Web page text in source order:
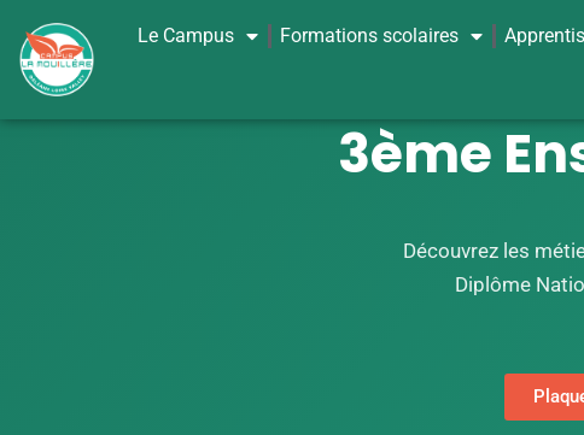
Le Campus Formations scolaires
3ème
Découvrez les
Diplôme